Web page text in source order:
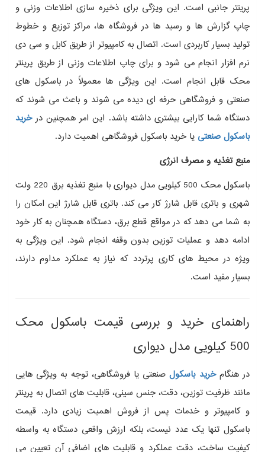
پرینتر جانبی است. این ویژگی برای ذخیره‌ سازی اطلاعات وزنی و
چاپ گزارش‌ ها و رسید ها در فروشگاه‌ ها، مراکز توزیع و خطوط
تولید بسیار کاربردی است. اتصال به کامپیوتر از طریق کابل و سی‌ دی
نرم‌ افزار انجام می‌ شود و برای چاپ اطلاعات وزنی از طریق پرینتر
محک قابل انجام است. این ویژگی‌ ها معمولاً در باسکول‌ های
صنعتی و فروشگاهی حرفه‌ ای دیده می‌ شوند و باعث می‌ شوند که
دستگاه شما کارایی بیشتری داشته باشد. این امر همچنین درخرید
باسکول صنعتی یا خرید باسکول فروشگاهی اهمیت دارد.
منبع تغذیه و مصرف انرژی
باسکول محک 500 کیلویی مدل دیواری با منبع تغذیه برق 220 ولت
شهری و باتری قابل شارژ کار می‌ کند. باتری قابل شارژ این امکان را
به شما می‌ دهد که در مواقع قطع برق، دستگاه همچنان به کار خود
ادامه دهد و عملیات توزین بدون وقفه انجام شود. این ویژگی به‌
ویژه در محیط‌ های کاری پرتردد که نیاز به عملکرد مداوم دارند،
بسیار مفید است.
راهنمای خرید و بررسی قیمت باسکول محک
500 کیلویی مدل دیواری
در هنگامخرید باسکولصنعتی یا فروشگاهی، توجه به ویژگی‌ هایی
مانند ظرفیت توزین، دقت، جنس سینی، قابلیت‌ های اتصال به پرینتر
و کامپیوتر و خدمات پس از فروش اهمیت زیادی دارد. قیمت
باسکول تنها یک عدد نیست، بلکه ارزش واقعی دستگاه به‌ واسطه
کیفیت ساخت، دقت عملکرد و قابلیت‌ های اضافی آن تعیین می‌